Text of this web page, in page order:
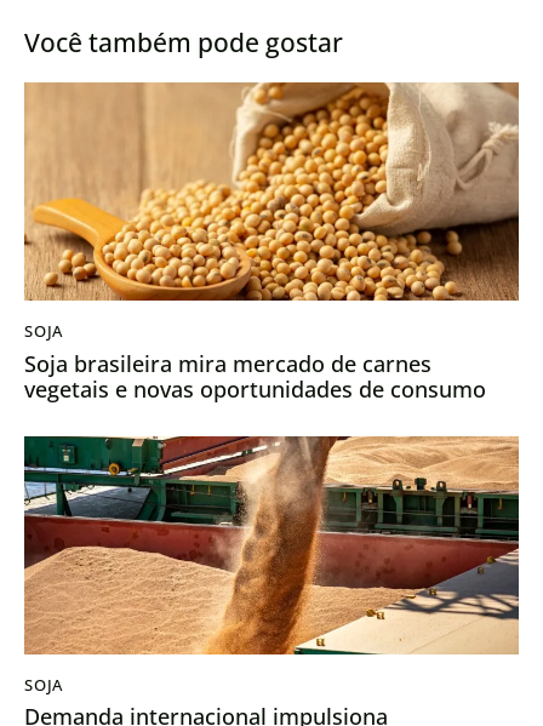
Você também pode gostar
SOJA
Soja brasileira mira mercado de carnes
vegetais e novas oportunidades de consumo
SOJA
Demanda internacional impulsiona